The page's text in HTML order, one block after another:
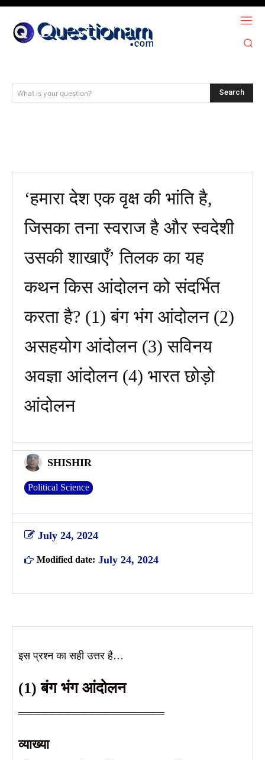
What is your question? Search
‘हमारा देश एक वृक्ष की भांति है,
जिसका तना स्वराज है और स्वदेशी
उसकी शाखाएँ’ तिलक का यह
कथन किस आंदोलन को संदर्भित
करता है? (1) बंग भंग आंदोलन (2)
असहयोग आंदोलन (3) सविनय
अवज्ञा आंदोलन (4) भारत छोड़ो
आंदोलन
SHISHIR
Political Science
July 24, 2024
Modified date: July 24, 2024
इस प्रश्न का सही उत्तर है…
(1) बंग भंग आंदोलन
═══════════════════
व्याख्या